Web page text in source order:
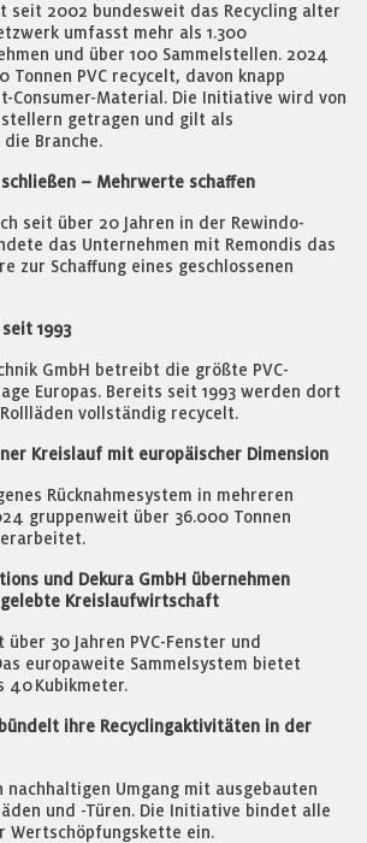
seit 2002 bundesweit das Recycling alter
umfasst mehr als 1.300
und über 100 Sammelstellen. 2024
Tonnen PVC recycelt, davon knapp
Consumer-Material. Die Initiative wird von
getragen und gilt als
Branche.
– Mehrwerte schaffen
seit über 20 Jahren in der Rewindo-
das Unternehmen mit Remondis das
zur Schaffung eines geschlossenen
1993
GmbH betreibt die größte PVC-
Europas. Bereits seit 1993 werden dort
vollständig recycelt.
Kreislauf mit europäischer Dimension
Rücknahmesystem in mehreren
gruppenweit über 36.000 Tonnen
und Dekura GmbH übernehmen
Kreislaufwirtschaft
30 Jahren PVC-Fenster und
europaweite Sammelsystem bietet
40 Kubikmeter.
ihre Recyclingaktivitäten in der
Umgang mit ausgebauten
und -Türen. Die Initiative bindet alle
Wertschöpfungskette ein.